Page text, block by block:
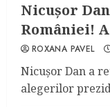
Nicușor
României!
ROXANA PAVEL
Nicușor Dan a
alegerilor